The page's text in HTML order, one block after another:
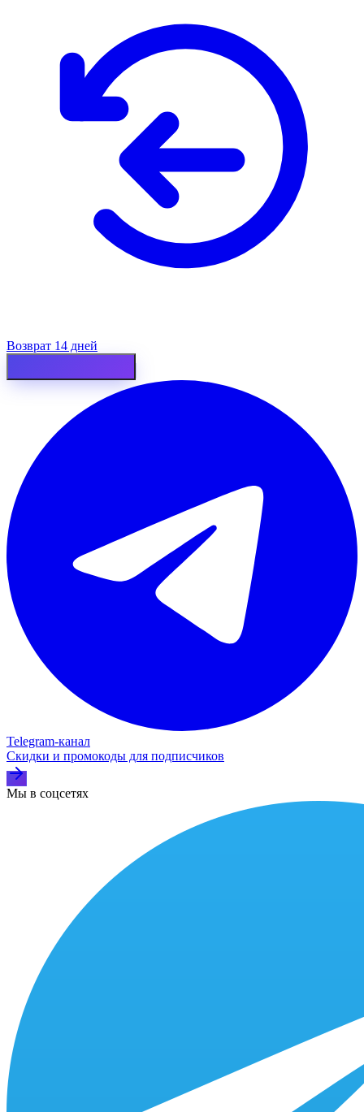
Возврат 14 дней
Telegram‑канал
Скидки и промокоды для подписчиков
Мы в соцсетях